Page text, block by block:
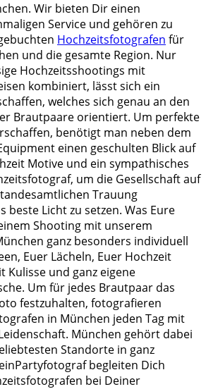
Wir bieten Dir einen
Service und gehören zu
Hochzeitsfotografen für
und die gesamte Region. Nur
Hochzeitsshootings mit
kombiniert, lässt sich ein
welches sich genau an den
Brautpaare orientiert. Um perfekte
benötigt man neben dem
einen geschulten Blick auf
Motive und ein sympathisches
um die Gesellschaft auf
Trauung
beste Licht zu setzen. Was Eure
Shooting mit unserem
ganz besonders individuell
Euer Lächeln, Euer Hochzeit
Kulisse und ganz eigene
Um für jedes Brautpaar das
festzuhalten, fotografieren
in München jeden Tag mit
München gehört dabei
Standorte in ganz
begleiten Dich
bei Deiner